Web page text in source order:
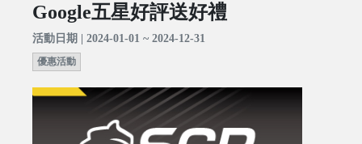
Google五星好評送好禮
活動日期 | 2024-01-01 ~ 2024-12-31
優惠活動